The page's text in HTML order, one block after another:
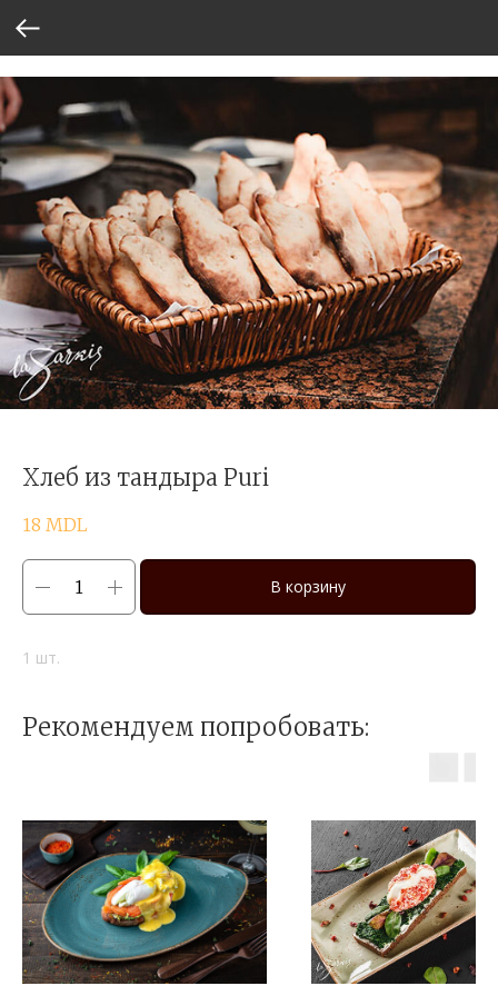
Хлеб из тандыра Puri
18 MDL
В корзину
1 шт.
Рекомендуем попробовать: